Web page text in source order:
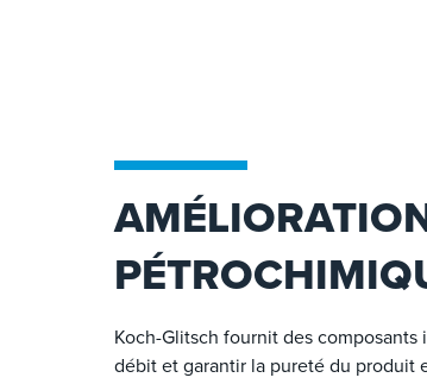
Koch-Glitsch fournit des
débit et garantir la pureté du produit